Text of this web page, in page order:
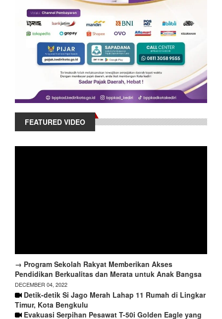
FEATURED VIDEO
→ Program Sekolah Rakyat Memberikan Akses
Pendidikan Berkualitas dan Merata untuk Anak Bangsa
DECEMBER 04, 2022
Detik-detik Si Jago Merah Lahap 11 Rumah di Lingkar
Timur, Kota Bengkulu
Evakuasi Serpihan Pesawat T-50i Golden Eagle yang